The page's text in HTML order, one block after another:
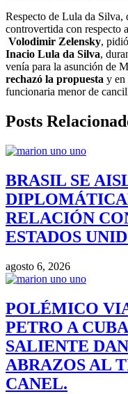
Respecto de Lula da
controvertida con respecto
Volodimir Zelensky,
Inacio Lula da Silva,
venía para la asunción de
rechazó la propuesta y en
funcionaria menor de
Posts
BRASIL SE
RELACIÓN
ESTADOS
agosto 6, 2026
POLÉMICO
PETRO A
SALIENTE
ABRAZOS AL
CANEL.